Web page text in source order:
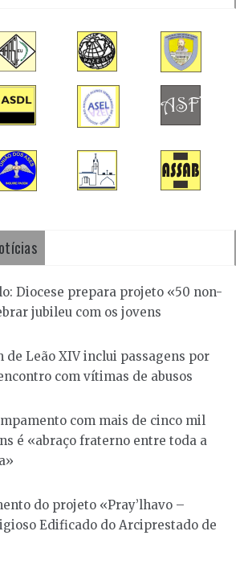
Diocese prepara projeto «50 non-
jubileu com os jovens
de Leão XIV inclui passagens por
com vítimas de abusos
com mais de cinco mil
é «abraço fraterno entre toda a
do projeto «Pray’lhavo –
Edificado do Arciprestado de